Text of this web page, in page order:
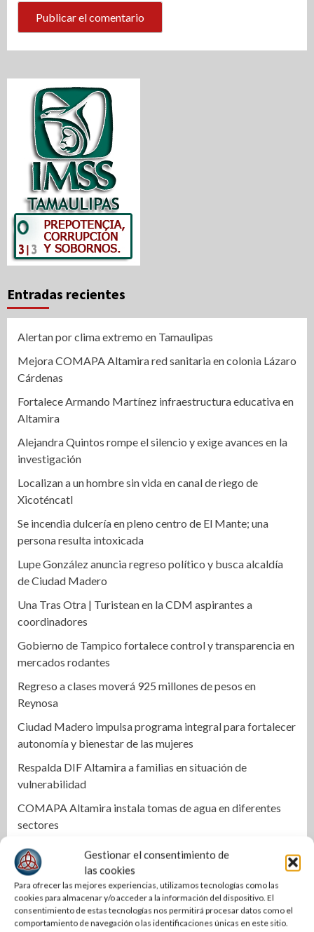
Gestionar el consentimiento de
las cookies
Para ofrecer las mejores experiencias, utilizamos tecnologías como las
cookies para almacenar y/o acceder a la información del dispositivo. El
consentimiento de estas tecnologías nos permitirá procesar datos como el
comportamiento de navegación o las identificaciones únicas en este sitio.
Entradas recientes
Alertan por clima extremo en Tamaulipas
Mejora COMAPA Altamira red sanitaria en colonia Lázaro
Cárdenas
Fortalece Armando Martínez infraestructura educativa en
Altamira
Alejandra Quintos rompe el silencio y exige avances en la
investigación
Localizan a un hombre sin vida en canal de riego de
Xicoténcatl
Se incendia dulcería en pleno centro de El Mante; una
persona resulta intoxicada
Lupe González anuncia regreso político y busca alcaldía
de Ciudad Madero
Una Tras Otra | Turistean en la CDM aspirantes a
coordinadores
Gobierno de Tampico fortalece control y transparencia en
mercados rodantes
Regreso a clases moverá 925 millones de pesos en
Reynosa
Ciudad Madero impulsa programa integral para fortalecer
autonomía y bienestar de las mujeres
Respalda DIF Altamira a familias en situación de
vulnerabilidad
COMAPA Altamira instala tomas de agua en diferentes
sectores
Respalda la SET acuerdos de la CONAEDU sobre redes
sociales y escuelas militarizadas
Cierra PAN disputa por dirigencia en Tamaulipas
Se mantiene Armando Martínez entre los mejores alcaldes